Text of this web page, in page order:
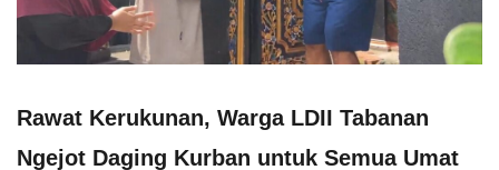
Rawat Kerukunan, Warga LDII Tabanan
Ngejot Daging Kurban untuk Semua Umat